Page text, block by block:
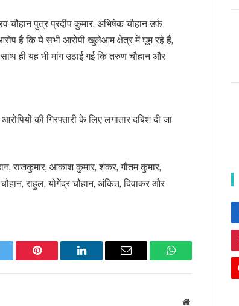
चौहान पुत्र प्रदीप कुमार, अभिषेक चौहान उर्फ
है कि ये सभी आरोपी खुलेआम क्षेत्र में घूम रहे हैं,
ही यह भी मांग उठाई गई कि तरुण चौहान और
की गिरफ्तारी के लिए लगातार दबिश दी जा
राजकुमार, आकाश कुमार, शंकर, गौतम कुमार,
राहुल, योगेंद्र चौहान, अंकित, दिवाकर और
Pinterest LinkedIn Email WhatsApp
Website